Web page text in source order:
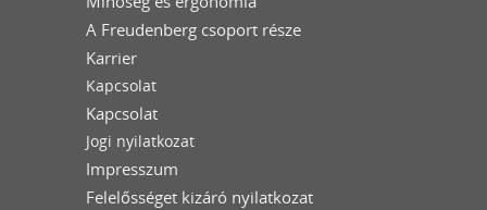
A Freudenberg csoport része
Karrier
Kapcsolat
Kapcsolat
Jogi nyilatkozat
Impresszum
Felelősséget kizáró nyilatkozat